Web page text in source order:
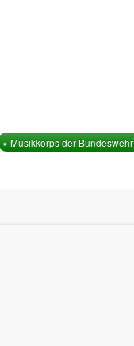
Musikkorps der Bundeswehr